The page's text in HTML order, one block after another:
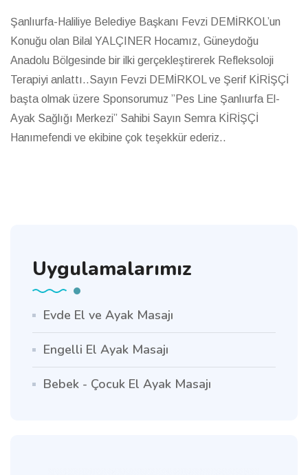
Şanlıurfa-Haliliye Belediye Başkanı Fevzi DEMİRKOL’un
Konuğu olan Bilal YALÇINER Hocamız, Güneydoğu
Anadolu Bölgesinde bir ilki gerçekleştirerek Refleksoloji
Terapiyi anlattı..Sayın Fevzi DEMİRKOL ve Şerif KİRİŞÇİ
başta olmak üzere Sponsorumuz ”Pes Line Şanlıurfa El-
Ayak Sağlığı Merkezi” Sahibi Sayın Semra KİRİŞÇİ
Hanımefendi ve ekibine çok teşekkür ederiz..
Uygulamalarımız
Evde El ve Ayak Masajı
Engelli El Ayak Masajı
Bebek - Çocuk El Ayak Masajı